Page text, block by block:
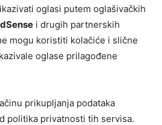
oglasi putem oglašivačkih
i drugih partnerskih
mogu koristiti kolačiće i slične
oglase prilagođene
prikupljanja podataka
politika privatnosti tih servisa.